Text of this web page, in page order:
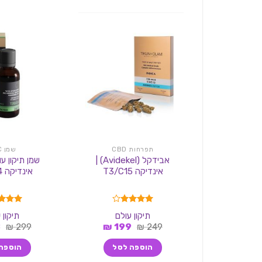
תפרחות CBD
אבידקל (Avidekel) |
אינדיקה T3/C15
4.00
מתוך 5
תיקון עולם
249
₪ המחיר
היה:
249 ₪.
199
₪המחיר
הוא:
199 ₪.
הוספה לסל
שמן THC
אינדיקה T20/C4
מתוך 5
299
₪